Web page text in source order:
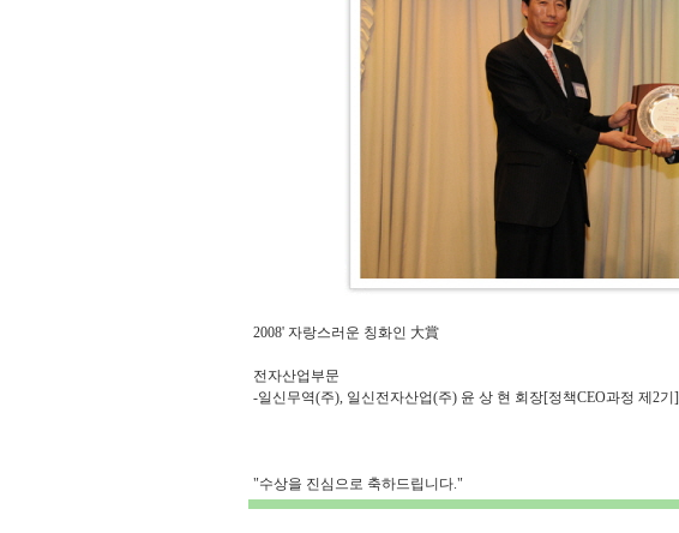
2008' 자랑스러운 칭화인 大賞
전자산업부문
-일신무역(주), 일신전자산업(주) 윤 상 현 회장[정책CEO과정 제2기]
"수상을 진심으로 축하드립니다."